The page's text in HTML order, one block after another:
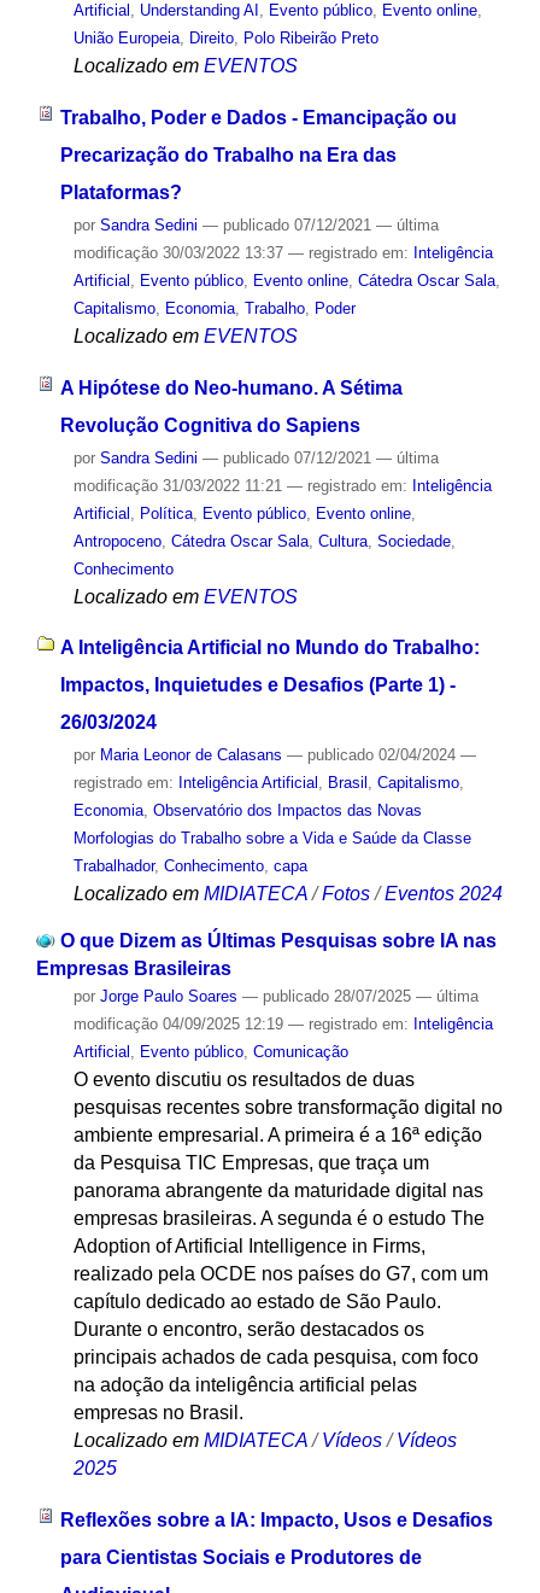
Artificial , Understanding AI , Evento público, Evento online,
União Europeia, Direito, Polo Ribeirão Preto
Localizado em EVENTOS
Trabalho, Poder e Dados - Emancipação ou
Precarização do Trabalho na Era das
Plataformas?
por Sandra Sedini — publicado07/12/2021 — última
modificação30/03/2022 13:37 — registrado em: Inteligência
Artificial , Evento público, Evento online, Cátedra Oscar Sala,
Capitalismo, Economia, Trabalho, Poder
Localizado em EVENTOS
A Hipótese do Neo-humano. A Sétima
Revolução Cognitiva do Sapiens
por Sandra Sedini — publicado07/12/2021 — última
modificação31/03/2022 11:21 — registrado em: Inteligência
Artificial
Política, Evento público, Evento online,
Antropoceno, Cátedra Oscar Sala, Cultura, Sociedade,
Conhecimento
Localizado em EVENTOS
A Inteligência Artificial no Mundo do Trabalho:
Impactos, Inquietudes e Desafios (Parte 1) -
26/03/2024
por Maria Leonor de Calasans — publicado02/04/2024 —
registrado em: Inteligência Artificial , Brasil , Capitalismo,
Economia, Observatório dos Impactos das Novas
Morfologias do Trabalho sobre a Vida e Saúde da Classe
Trabalhador, Conhecimento, capa
Localizado em MIDIATECA /Fotos /Eventos 2024
O que Dizem as Últimas Pesquisas sobre IA nas
Empresas Brasileiras
por Jorge Paulo Soares — publicado28/07/2025 — última
modificação04/09/2025 12:19 — registrado em: Inteligência
Artificial , Evento público, Comunicação
O evento discutiu os resultados de duas
pesquisas recentes sobre transformação digital no
ambiente empresarial. A primeira é a 16ª edição
da Pesquisa TIC Empresas, que traça um
panorama abrangente da maturidade digital nas
empresas brasileiras. A segunda é o estudo The
Adoption of Artificial Intelligence in Firms,
realizado pela OCDE nos países do G7, com um
capítulo dedicado ao estado de São Paulo.
Durante o encontro, serão destacados os
principais achados de cada pesquisa, com foco
na adoção da inteligência artificial pelas
empresas no Brasil.
Localizado em MIDIATECA /Vídeos /Vídeos
2025
Reflexões sobre a IA: Impacto, Usos e Desafios
para Cientistas Sociais e Produtores de